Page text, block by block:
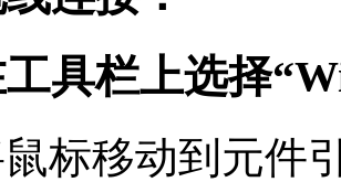
具栏上选择
标移动到元件